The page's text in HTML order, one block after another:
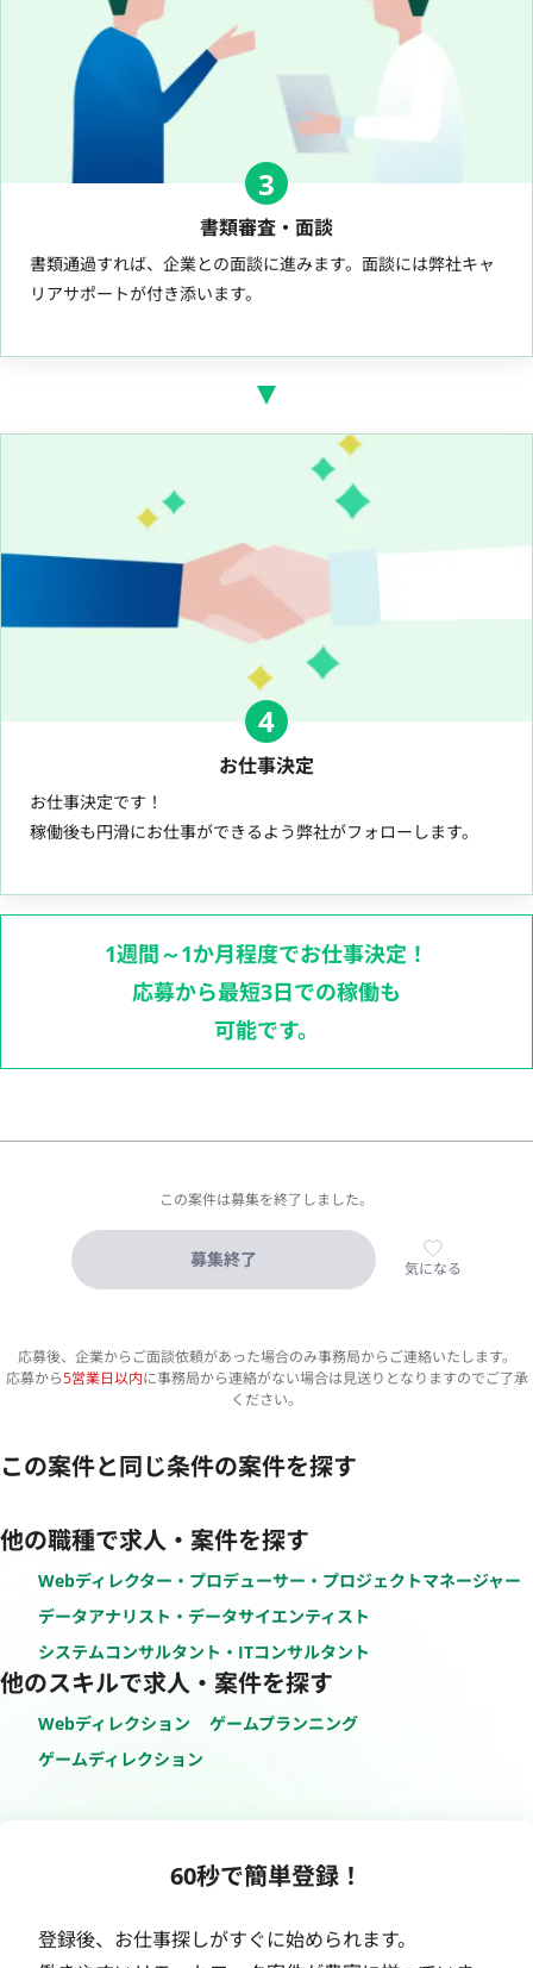
3
書類審査・面談
書類通過すれば、企業との面談に進みます。面談には弊社キャ
リアサポートが付き添います。
4
お仕事決定
お仕事決定です！
稼働後も円滑にお仕事ができるよう弊社がフォローします。
1週間～1か月程度でお仕事決定！
応募から最短3日での稼働も
可能です。
この案件は募集を終了しました。
募集終了 気になる
応募後、企業からご面談依頼があった場合のみ事務局からご連絡いたします。
応募から5営業日以内に事務局から連絡がない場合は見送りとなりますのでご了承
ください。
この案件と同じ条件の案件を探す
他の職種で求人・案件を探す
Webディレクター・プロデューサー・プロジェクトマネージャー
データアナリスト・データサイエンティスト
システムコンサルタント・ITコンサルタント
他のスキルで求人・案件を探す
Webディレクション
ゲームプランニング
ゲームディレクション
60秒で簡単登録！
登録後、お仕事探しがすぐに始められます。